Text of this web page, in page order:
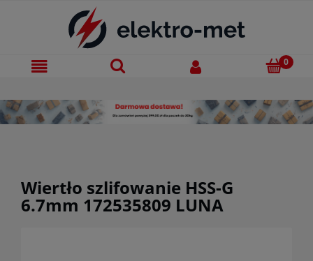
Wiertło szlifowanie HSS-G
6.7mm 172535809 LUNA